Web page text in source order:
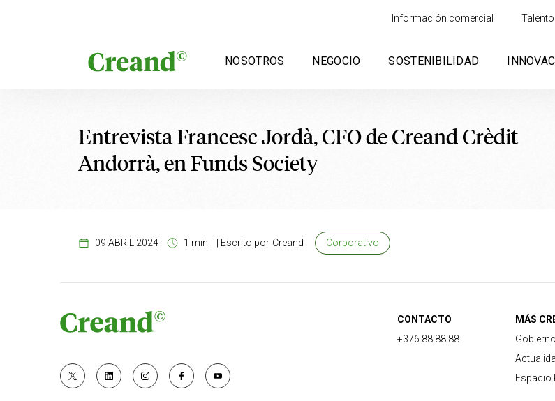
Información comercial Talento
NOSOTROS NEGOCIO SOSTENIBILIDAD
Entrevista Francesc Jordà, CFO de Creand Crèdit
Andorrà, en Funds Society
09 ABRIL 2024 1 min Escrito por Creand Corporativo
CONTACTO
+376 88 88 88
MÁS
Espacio